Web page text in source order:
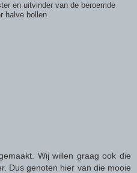
en uitvinder van de beroemde
halve bollen
Wij willen graag ook die
Dus genoten hier van die mooie